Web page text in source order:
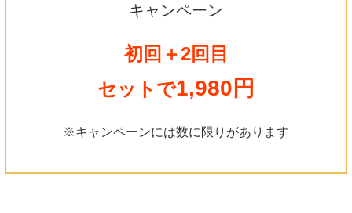
キャンペーン
初回＋2回目
セットで1,980円
※キャンペーンには数に限りがあります